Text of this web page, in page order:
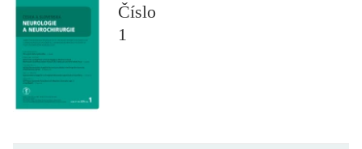
Číslo
1